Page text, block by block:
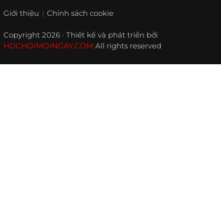
Giới thiệu Chính sách cookie
Copyright 2026 · Thiết kế và phát triển bởi
HOCHOIMOINGAY.COM All rights reserved